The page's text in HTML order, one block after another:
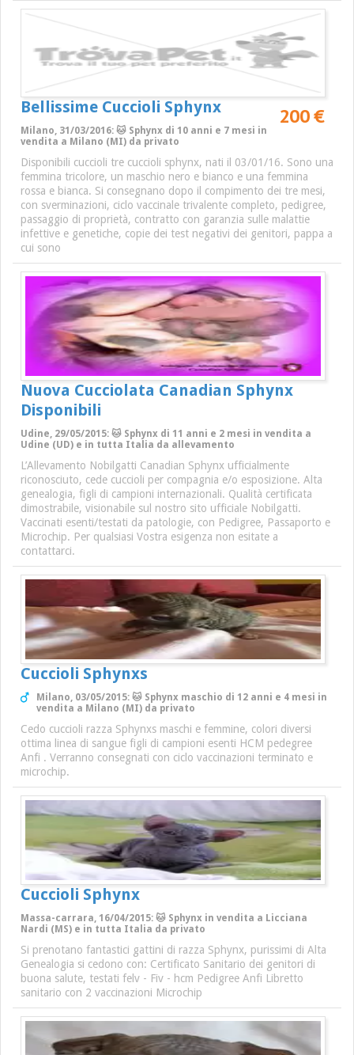
Bellissime Cuccioli Sphynx 200 €
Milano, 31/03/2016: 🐱 Sphynx di 10 anni e 7 mesi in
vendita a Milano (MI) da privato
Disponibili cuccioli tre cuccioli sphynx, nati il 03/01/16. Sono una
femmina tricolore, un maschio nero e bianco e una femmina
rossa e bianca. Si consegnano dopo il compimento dei tre mesi,
con sverminazioni, ciclo vaccinale trivalente completo, pedigree,
passaggio di proprietà, contratto con garanzia sulle malattie
infettive e genetiche, copie dei test negativi dei genitori, pappa a
cui sono
Nuova Cucciolata Canadian Sphynx
Disponibili
Udine, 29/05/2015: 🐱 Sphynx di 11 anni e 2 mesi in vendita a
Udine (UD) e in tutta Italia da allevamento
L’Allevamento Nobilgatti Canadian Sphynx ufficialmente
riconosciuto, cede cuccioli per compagnia e/o esposizione. Alta
genealogia, figli di campioni internazionali. Qualità certificata
dimostrabile, visionabile sul nostro sito ufficiale Nobilgatti.
Vaccinati esenti/testati da patologie, con Pedigree, Passaporto e
Microchip. Per qualsiasi Vostra esigenza non esitate a
contattarci.
Cuccioli Sphynxs
Milano, 03/05/2015: 🐱 Sphynx maschio di 12 anni e 4 mesi in
vendita a Milano (MI) da privato
Cedo cuccioli razza Sphynxs maschi e femmine, colori diversi
ottima linea di sangue figli di campioni esenti HCM pedegree
Anfi . Verranno consegnati con ciclo vaccinazioni terminato e
microchip.
Cuccioli Sphynx
Massa-carrara, 16/04/2015: 🐱 Sphynx in vendita a Licciana
Nardi (MS) e in tutta Italia da privato
Si prenotano fantastici gattini di razza Sphynx, purissimi di Alta
Genealogia si cedono con: Certificato Sanitario dei genitori di
buona salute, testati felv - Fiv - hcm Pedigree Anfi Libretto
sanitario con 2 vaccinazioni Microchip